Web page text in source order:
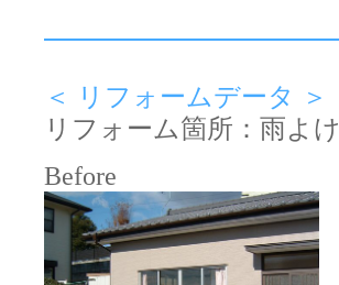
＜ リフォームデータ ＞
リフォーム箇所：雨よけ
Before